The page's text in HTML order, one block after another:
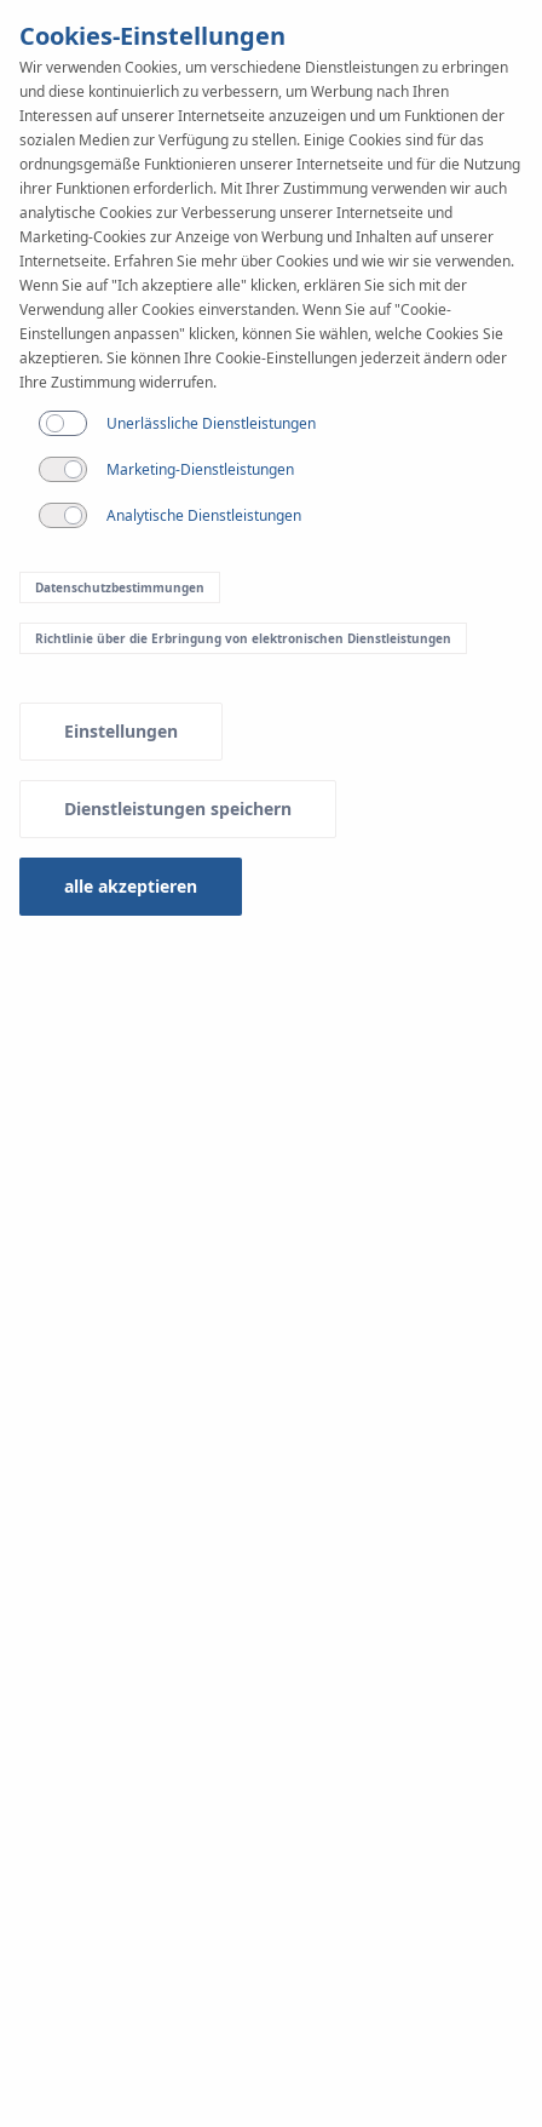
KAN GRUPPE ETHIK-
UND VERHALTENSKODEX
Cookies-Einstellungen
Wir verwenden Cookies, um verschiedene Dienstleistungen zu erbringen
und diese kontinuierlich zu verbessern, um Werbung nach Ihren
Interessen auf unserer Internetseite anzuzeigen und um Funktionen der
sozialen Medien zur Verfügung zu stellen. Einige Cookies sind für das
ordnungsgemäße Funktionieren unserer Internetseite und für die Nutzung
ihrer Funktionen erforderlich. Mit Ihrer Zustimmung verwenden wir auch
analytische Cookies zur Verbesserung unserer Internetseite und
Marketing-Cookies zur Anzeige von Werbung und Inhalten auf unserer
Internetseite. Erfahren Sie mehr über Cookies und wie wir sie verwenden.
Wenn Sie auf "Ich akzeptiere alle" klicken, erklären Sie sich mit der
Verwendung aller Cookies einverstanden. Wenn Sie auf "Cookie-
Einstellungen anpassen" klicken, können Sie wählen, welche Cookies Sie
akzeptieren. Sie können Ihre Cookie-Einstellungen jederzeit ändern oder
Ihre Zustimmung widerrufen.
Unerlässliche Dienstleistungen
Marketing-Dienstleistungen
Analytische Dienstleistungen
Datenschutzbestimmungen
Richtlinie über die Erbringung von elektronischen Dienstleistungen
Einstellungen
Dienstleistungen speichern
alle akzeptieren